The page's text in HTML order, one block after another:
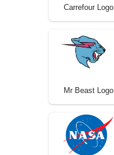
Carrefour Logo
Mr Beast Logo